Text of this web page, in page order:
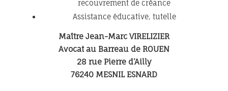
recouvrement de créance
Assistance éducative, tutelle
Maître Jean-Marc VIRELIZIER
Avocat au Barreau de ROUEN
28 rue Pierre d’Ailly
76240 MESNIL ESNARD